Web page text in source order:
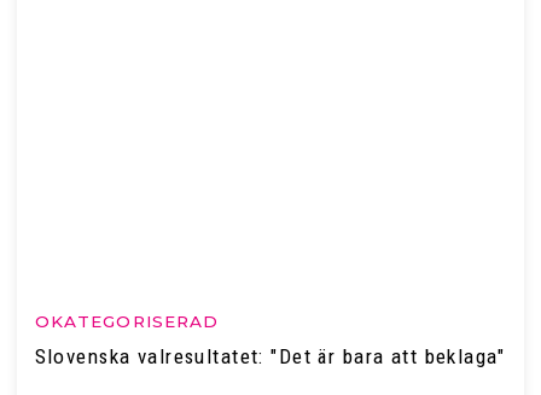
OKATEGORISERAD
Slovenska valresultatet: "Det är bara att beklaga"